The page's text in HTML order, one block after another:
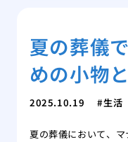
夏の葬儀
めの小物
2025.10.19 生活
夏の葬儀において、